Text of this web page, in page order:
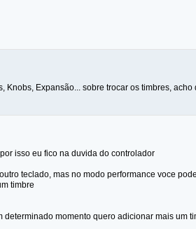
Knobs, Expansão... sobre trocar os timbres,
isso eu fico na duvida do controlador
teclado, mas no modo performance voce
timbre
momento quero adicionar mais um